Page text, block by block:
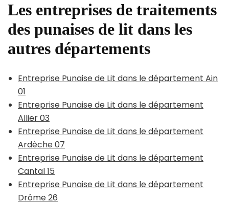
Les entreprises de traitements
des punaises de lit dans les
autres départements
Entreprise Punaise de Lit dans le département Ain
01
Entreprise Punaise de Lit dans le département
Allier 03
Entreprise Punaise de Lit dans le département
Ardèche 07
Entreprise Punaise de Lit dans le département
Cantal 15
Entreprise Punaise de Lit dans le département
Drôme 26